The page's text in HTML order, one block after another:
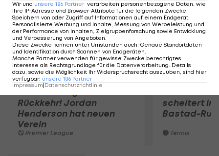
Rückkehr! Jordan
Henderson hat neuen
Verein
Premier League
scheitert in
Bastad-
Tennis
Wir und unsere 186 Partner verarbeiten personenbezogene Daten, wie
Ihre IP-Adresse und Browser-Attribute für die folgenden Zwecke:
Speichern von oder Zugriff auf Informationen auf einem Endgerät;
Personalisierte Werbung und Inhalte, Messung von Werbeleistung und
der Performance von Inhalten, Zielgruppenforschung sowie Entwicklung
und Verbesserung von Angeboten.
Diese Zwecke können unter Umständen auch: Genaue Standortdaten
und Identifikation durch Scannen von Endgeräten.
Manche Partner verwenden für gewisse Zwecke berechtigtes
Interesse als Rechtsgrundlage für die Datenverarbeitung. Details
dazu, sowie die Möglichkeit Ihr Widerspruchsrecht auszuüben, sind hier
verfügbar: unsere 186 Partner
Impressum Datenschutzrichtlinie